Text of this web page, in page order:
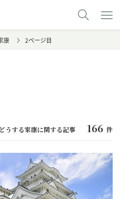
康 2ページ目
どうする家康に関する記事 166 件